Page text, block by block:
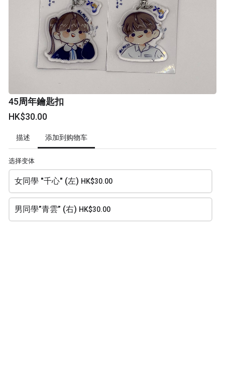
下次早点下单，避免错过
環保飲品外帶杯套 -
special
HK$10.00
每個
缺货
訂單摘要
45周年鑰匙扣
HK$30.00
描述 添加到购物车
选择变体
女同學 "千心" (左) HK$30.00
男同學”青雲” (右) HK$30.00